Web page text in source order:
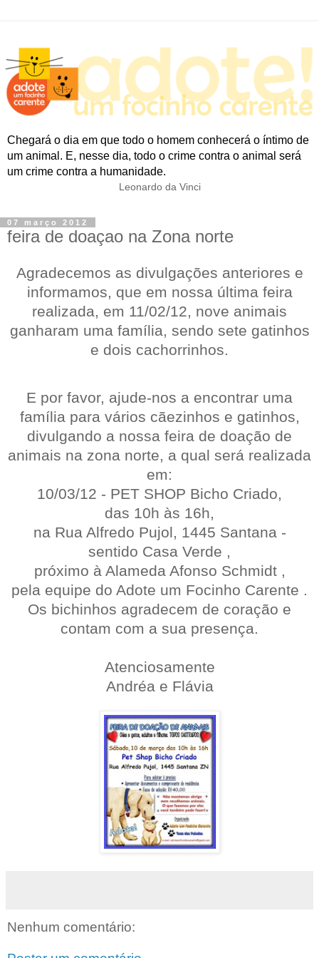
Chegará o dia em que todo o homem conhecerá o íntimo de
um animal. E, nesse dia, todo o crime contra o animal será
um crime contra a humanidade.
Leonardo da Vinci
07 março 2012
feira de doaçao na Zona norte
Agradecemos as divulgações anteriores e
informamos, que em nossa última feira
realizada, em 11/02/12, nove animais
ganharam uma família, sendo sete gatinhos
e dois cachorrinhos.
E por favor, ajude-nos a encontrar uma
família para vários cãezinhos e gatinhos,
divulgando a nossa feira de doação de
animais na zona norte, a qual será realizada
em:
10/03/12 - PET SHOP Bicho Criado,
das 10h às 16h,
na Rua Alfredo Pujol, 1445 Santana -
sentido Casa Verde ,
próximo à Alameda Afonso Schmidt ,
pela equipe do Adote um Focinho Carente .
Os bichinhos agradecem de coração e
contam com a sua presença.
Atenciosamente
Andréa e Flávia
Nenhum comentário: